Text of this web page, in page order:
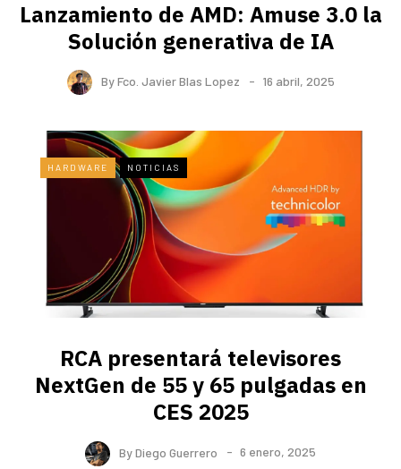
Lanzamiento de AMD: Amuse 3.0 la
Solución generativa de IA
ByFco. Javier Blas Lopez 16 abril, 2025
HARDWARE NOTICIAS
RCA presentará televisores
NextGen de 55 y 65 pulgadas en
CES 2025
ByDiego Guerrero 6 enero, 2025